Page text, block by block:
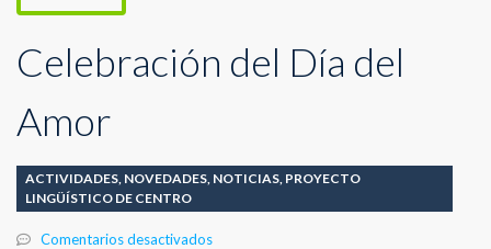
Celebración del Día del
Amor
ACTIVIDADES, NOVEDADES, NOTICIAS, PROYECTO
LINGÜÍSTICO DE CENTRO
Comentarios desactivadosen